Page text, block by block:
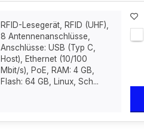
RFID-Lesegerät, RFID (UHF),
8 Antennenanschlüsse,
Anschlüsse: USB (Typ C,
Host), Ethernet (10/100
Mbit/s), PoE, RAM: 4 GB,
Flash: 64 GB, Linux, Sch...